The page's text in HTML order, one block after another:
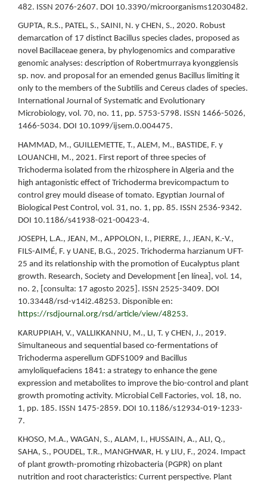
482. ISSN 2076-2607. DOI 10.3390/microorganisms12030482.
GUPTA, R.S., PATEL, S., SAINI, N. y CHEN, S., 2020. Robust
demarcation of 17 distinct Bacillus species clades, proposed as
novel Bacillaceae genera, by phylogenomics and comparative
genomic analyses: description of Robertmurraya kyonggiensis
sp. nov. and proposal for an emended genus Bacillus limiting it
only to the members of the Subtilis and Cereus clades of species.
International Journal of Systematic and Evolutionary
Microbiology, vol. 70, no. 11, pp. 5753-5798. ISSN 1466-5026,
1466-5034. DOI 10.1099/ijsem.0.004475.
HAMMAD, M., GUILLEMETTE, T., ALEM, M., BASTIDE, F. y
LOUANCHI, M., 2021. First report of three species of
Trichoderma isolated from the rhizosphere in Algeria and the
high antagonistic effect of Trichoderma brevicompactum to
control grey mould disease of tomato. Egyptian Journal of
Biological Pest Control, vol. 31, no. 1, pp. 85. ISSN 2536-9342.
DOI 10.1186/s41938-021-00423-4.
JOSEPH, L.A., JEAN, M., APPOLON, I., PIERRE, J., JEAN, K.-V.,
FILS-AIMÉ, F. y UANE, B.G., 2025. Trichoderma harzianum UFT-
25 and its relationship with the promotion of Eucalyptus plant
growth. Research, Society and Development [en línea], vol. 14,
no. 2, [consulta: 17 agosto 2025]. ISSN 2525-3409. DOI
10.33448/rsd-v14i2.48253. Disponible en:
https://rsdjournal.org/rsd/article/view/48253.
KARUPPIAH, V., VALLIKKANNU, M., LI, T. y CHEN, J., 2019.
Simultaneous and sequential based co-fermentations of
Trichoderma asperellum GDFS1009 and Bacillus
amyloliquefaciens 1841: a strategy to enhance the gene
expression and metabolites to improve the bio-control and plant
growth promoting activity. Microbial Cell Factories, vol. 18, no.
1, pp. 185. ISSN 1475-2859. DOI 10.1186/s12934-019-1233-
7.
KHOSO, M.A., WAGAN, S., ALAM, I., HUSSAIN, A., ALI, Q.,
SAHA, S., POUDEL, T.R., MANGHWAR, H. y LIU, F., 2024. Impact
of plant growth-promoting rhizobacteria (PGPR) on plant
nutrition and root characteristics: Current perspective. Plant